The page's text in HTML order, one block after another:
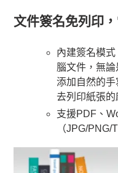
文件簽名免列印
內建簽名模
腦文件，無
添加自然的
去列印紙張的
支援PDF、
（JPG/PNG/